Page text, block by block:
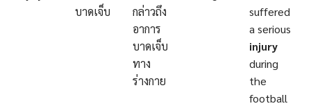
บาดเจ็บ
กล่าวถึง
อาการ
บาดเจ็บ
ทาง
ร่างกาย
suffered
a serious
injury
during
the
football